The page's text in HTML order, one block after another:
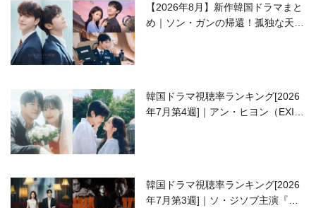
【2026年8月】新作韓国ドラマまと
め｜ソン・ガンの帰還！孤独な天才
韓国ドラマ視聴率ランキング[2026
年7月第4週]｜アン・ヒヨン（EXID
韓国ドラマ視聴率ランキング[2026
年7月第3週]｜ソ・ジソブ主演『エ